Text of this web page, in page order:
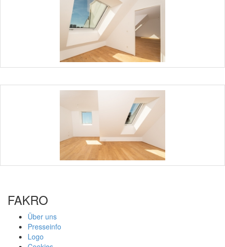
FAKRO
Über uns
Presseinfo
Logo